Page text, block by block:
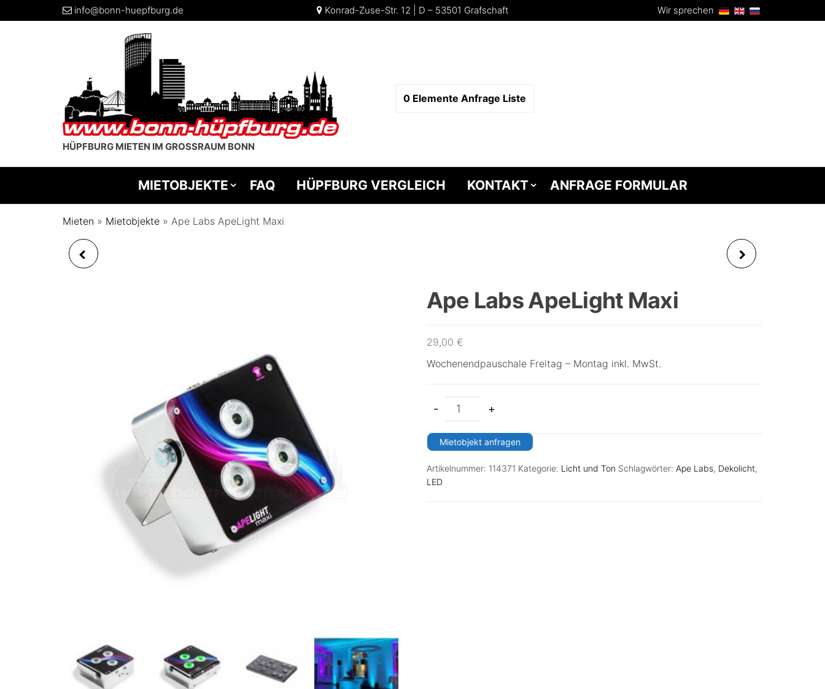
info@bonn-huepfburg.de Konrad-Zuse-Str. 12 | D – 53501 Grafschaft Wir sprechen
HÜPFBURG MIETEN IM GROSSRAUM BONN
0 Elemente Anfrage Liste
MIETOBJEKTE FAQ HÜPFBURG VERGLEICH KONTAKT ANFRAGE FORMULAR
Mieten » Mietobjekte » Ape Labs ApeLight Maxi
Ape Labs ApeLight Maxi
29,00 €
Wochenendpauschale Freitag – Montag inkl. MwSt.
- +
Mietobjekt anfragen
Artikelnummer: 114371 Kategorie: Licht und Ton Schlagwörter: Ape Labs, Dekolicht,
LED